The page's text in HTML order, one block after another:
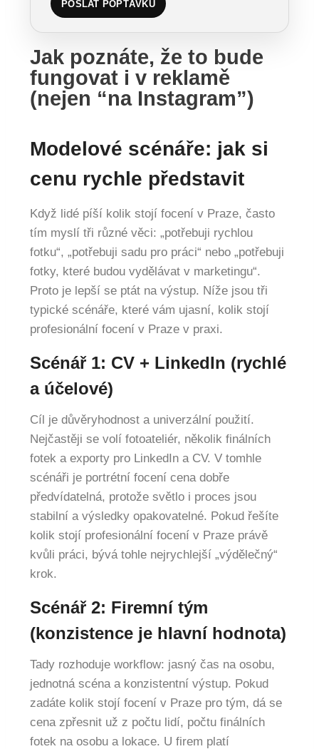
POSLAT POPTÁVKU
Jak poznáte, že to bude
fungovat i v reklamě
(nejen “na Instagram”)
Modelové scénáře: jak si
cenu rychle představit
Když lidé píší kolik stojí focení v Praze, často
tím myslí tři různé věci: „potřebuji rychlou
fotku“, „potřebuji sadu pro práci“ nebo „potřebuji
fotky, které budou vydělávat v marketingu“.
Proto je lepší se ptát na výstup. Níže jsou tři
typické scénáře, které vám ujasní, kolik stojí
profesionální focení v Praze v praxi.
Scénář 1: CV + LinkedIn (rychlé
a účelové)
Cíl je důvěryhodnost a univerzální použití.
Nejčastěji se volí fotoateliér, několik finálních
fotek a exporty pro LinkedIn a CV. V tomhle
scénáři je portrétní focení cena dobře
předvídatelná, protože světlo i proces jsou
stabilní a výsledky opakovatelné. Pokud řešíte
kolik stojí profesionální focení v Praze právě
kvůli práci, bývá tohle nejrychlejší „výdělečný“
krok.
Scénář 2: Firemní tým
(konzistence je hlavní hodnota)
Tady rozhoduje workflow: jasný čas na osobu,
jednotná scéna a konzistentní výstup. Pokud
zadáte kolik stojí focení v Praze pro tým, dá se
cena zpřesnit už z počtu lidí, počtu finálních
fotek na osobu a lokace. U firem platí